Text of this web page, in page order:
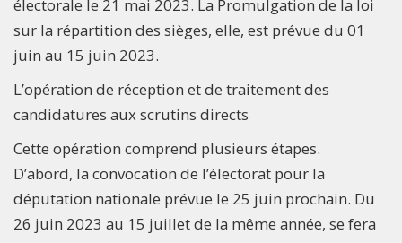
électorale le 21 mai 2023. La Promulgation de la loi
sur la répartition des sièges, elle, est prévue du 01
juin au 15 juin 2023.
L’opération de réception et de traitement des
candidatures aux scrutins directs
Cette opération comprend plusieurs étapes.
D’abord, la convocation de l’électorat pour la
députation nationale prévue le 25 juin prochain. Du
26 juin 2023 au 15 juillet de la même année, se fera